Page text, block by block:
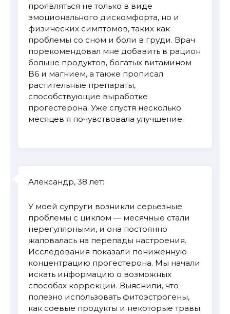
проявляться не только в виде
эмоционального дискомфорта, но и
физических симптомов, таких как
проблемы со сном и боли в груди. Врач
порекомендовал мне добавить в рацион
больше продуктов, богатых витамином
B6 и магнием, а также прописал
растительные препараты,
способствующие выработке
прогестерона. Уже спустя несколько
месяцев я почувствовала улучшение.
Александр, 38 лет:
У моей супруги возникли серьезные
проблемы с циклом — месячные стали
нерегулярными, и она постоянно
жаловалась на перепады настроения.
Исследования показали пониженную
концентрацию прогестерона. Мы начали
искать информацию о возможных
способах коррекции. Выяснили, что
полезно использовать фитоэстрогены,
как соевые продукты и некоторые травы.